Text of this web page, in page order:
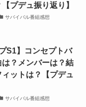
プデュ振り返り】
サバイバル番組感想
S1】コンセプトバ
は？メンバーは？結
ットは？【プデュ
サバイバル番組感想